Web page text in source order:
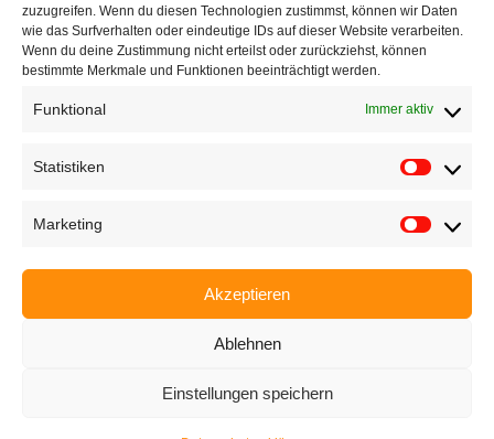
zuzugreifen. Wenn du diesen Technologien zustimmst, können wir Daten
wie das Surfverhalten oder eindeutige IDs auf dieser Website verarbeiten.
Wenn du deine Zustimmung nicht erteilst oder zurückziehst, können
bestimmte Merkmale und Funktionen beeinträchtigt werden.
Funktional Immer aktiv
Statistiken
Marketing
Akzeptieren
Ablehnen
Einstellungen speichern
Startseite
Anwendungen
EyeCademy
Datenschutzerklärung